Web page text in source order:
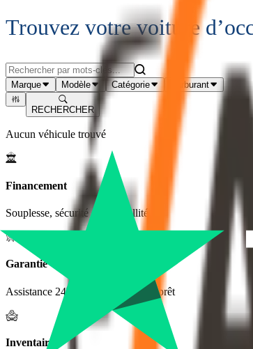
Trouvez votre voiture
Marque Modèle Catégorie Carburant
RECHERCHER
Aucun véhicule trouvé
Financement
Souplesse, sécurité et tranquillité
Garantie
Assistance 24h/24h & véhicule de prêt
Inventaire